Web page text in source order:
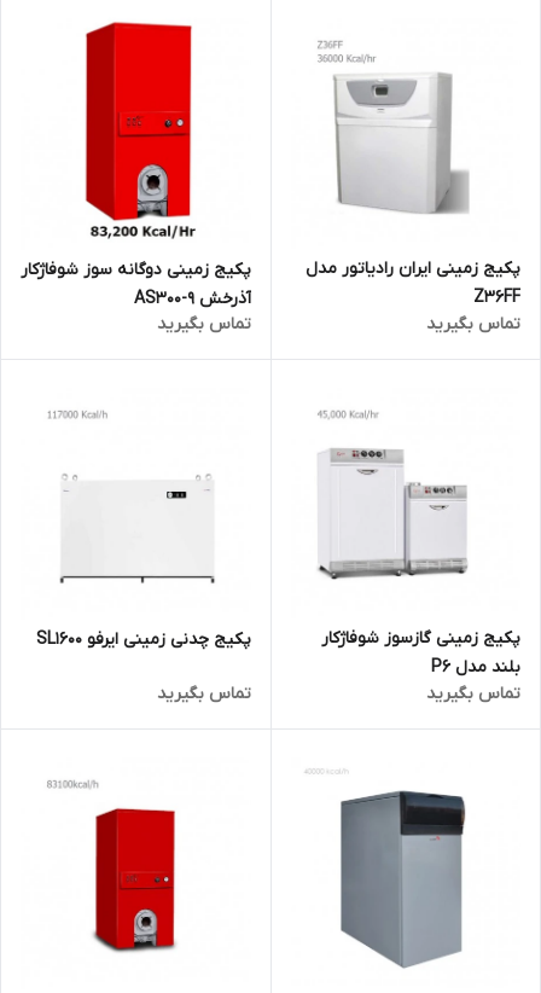
پکیج زمینی ایران رادیاتور مدل
Z36FF
تماس بگیرید
پکیج زمینی دوگانه سوز شوفاژکار
آذرخش AS300-9
تماس بگیرید
پکیج زمینی گازسوز شوفاژکار
بلند مدل P6
تماس بگیرید
پکیج چدنی زمینی ایرفو SL1600
تماس بگیرید